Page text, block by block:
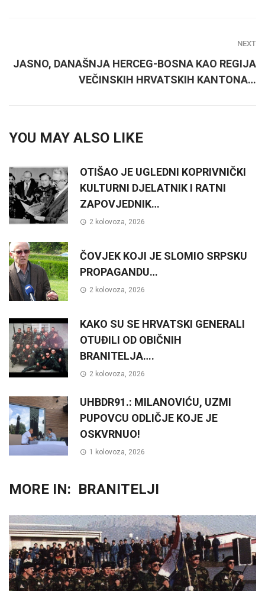
NEXT
JASNO, DANAŠNJA HERCEG-BOSNA KAO REGIJA
VEČINSKIH HRVATSKIH KANTONA…
YOU MAY ALSO LIKE
OTIŠAO JE UGLEDNI KOPRIVNIČKI
KULTURNI DJELATNIK I RATNI
ZAPOVJEDNIK…
2 kolovoza, 2026
ČOVJEK KOJI JE SLOMIO SRPSKU
PROPAGANDU…
2 kolovoza, 2026
KAKO SU SE HRVATSKI GENERALI
OTUĐILI OD OBIČNIH
BRANITELJA….
2 kolovoza, 2026
UHBDR91.: MILANOVIĆU, UZMI
PUPOVCU ODLIČJE KOJE JE
OSKVRNUO!
1 kolovoza, 2026
MORE IN: BRANITELJI